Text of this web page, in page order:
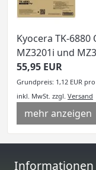
Kyocera TK-
MZ3201i und
55,95 EUR
Grundpreis: 1,12 EUR
inkl. MwSt. zzgl. Versand
mehr anzeigen
Informationen